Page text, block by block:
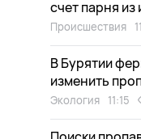
счет парня из
Происшествия
В Бурятии
изменить
Экология 11:15